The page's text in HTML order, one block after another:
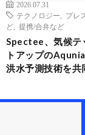
2026.07.31
テクノロジー
プレ
ど
提携/合弁など
Spectee、気候テ
トアップの
洪水予測技術を共